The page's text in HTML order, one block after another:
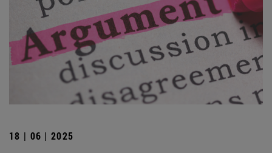
18 | 06 | 2025